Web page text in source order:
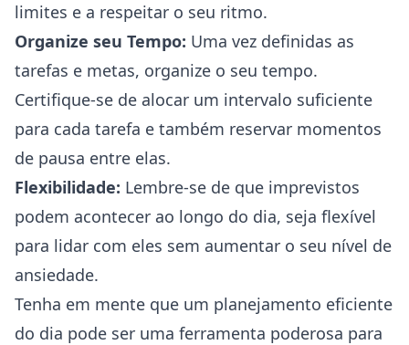
limites e a respeitar o seu ritmo.
Organize seu Tempo: Uma vez definidas as
tarefas e metas, organize o seu tempo.
Certifique-se de alocar um intervalo suficiente
para cada tarefa e também reservar momentos
de pausa entre elas.
Flexibilidade: Lembre-se de que imprevistos
podem acontecer ao longo do dia, seja flexível
para lidar com eles sem aumentar o seu nível de
ansiedade.
Tenha em mente que um planejamento eficiente
do dia pode ser uma ferramenta poderosa para